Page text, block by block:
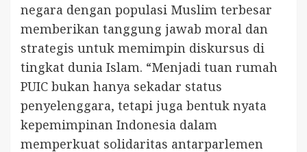
negara dengan populasi Muslim terbesar
memberikan tanggung jawab moral dan
strategis untuk memimpin diskursus di
tingkat dunia Islam. “Menjadi tuan rumah
PUIC bukan hanya sekadar status
penyelenggara, tetapi juga bentuk nyata
kepemimpinan Indonesia dalam
memperkuat solidaritas antarparlemen